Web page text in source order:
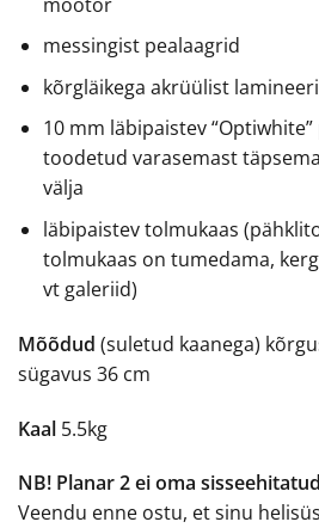
messingist pealaagrid
kõrgläikega akrüülist
10 mm läbipaistev
toodetud varasemast
välja
läbipaistev tolmukaas
tolmukaas on tumedama,
vt galeriid)
Mõõdud (suletud kaanega)
sügavus 36 cm
Kaal 5.5kg
NB! Planar 2 ei oma
Veendu enne ostu, et sinu